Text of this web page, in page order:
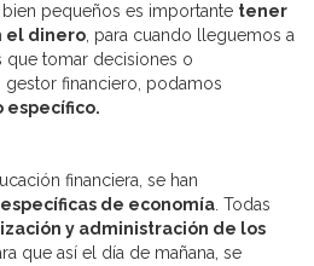
bien pequeños es importante tener
el dinero, para cuando lleguemos a
que tomar decisiones o
financiero, podamos
financiera, se han
de economía. Todas
y administración de los
que así el día de mañana, se